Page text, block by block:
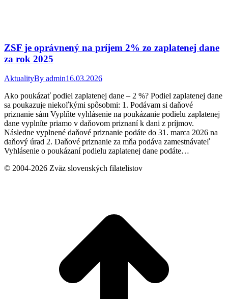
ZSF je oprávnený na príjem 2% zo zaplatenej dane
za rok 2025
AktualityBy admin16.03.2026
Ako poukázať podiel zaplatenej dane – 2 %? Podiel zaplatenej dane
sa poukazuje niekoľkými spôsobmi: 1. Podávam si daňové
priznanie sám Vyplňte vyhlásenie na poukázanie podielu zaplatenej
dane vyplníte priamo v daňovom priznaní k dani z príjmov.
Následne vyplnené daňové priznanie podáte do 31. marca 2026 na
daňový úrad 2. Daňové priznanie za mňa podáva zamestnávateľ
Vyhlásenie o poukázaní podielu zaplatenej dane podáte…
© 2004-2026 Zväz slovenských filatelistov